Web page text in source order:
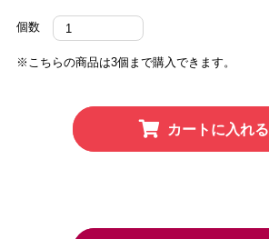
個数
※こちらの商品は3個まで購入できます。
カートに入れる